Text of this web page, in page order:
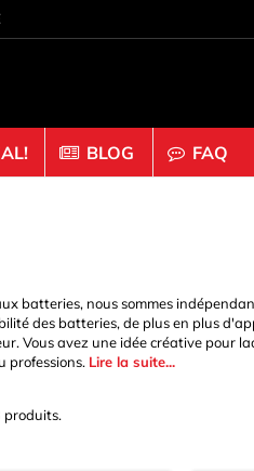
& Tiges
& Maille
Yeux & Anneaux
BLOG FAQ
batteries, nous sommes
des batteries, de plus en plus
Vous avez une idée créative pour
professions. Lire la suite...
produits.